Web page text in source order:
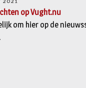
op Vught.nu
om hier op de